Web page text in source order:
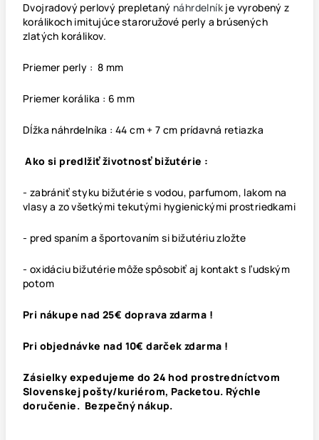
Dvojradový perlový prepletaný náhrdelník je vyrobený z
korálikoch imitujúce staroružové perly a brúsených
zlatých korálikov.
Priemer perly : 8 mm
Priemer korálika : 6 mm
Dĺžka náhrdelníka : 44 cm + 7 cm prídavná retiazka
Ako si predlžiť životnosť bižutérie :
- zabrániť styku bižutérie s vodou, parfumom, lakom na
vlasy a zo všetkými tekutými hygienickými prostriedkami
- pred spaním a športovaním si bižutériu zložte
- oxidáciu bižutérie môže spôsobiť aj kontakt s ľudským
potom
Pri nákupe nad 25€ doprava zdarma !
Pri objednávke nad 10€ darček zdarma !
Zásielky expedujeme do 24 hod prostredníctvom
Slovenskej pošty/kuriérom, Packetou. Rýchle
doručenie. Bezpečný nákup.